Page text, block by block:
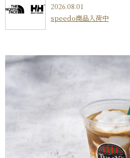
2026.08.01
speedo商品入荷中